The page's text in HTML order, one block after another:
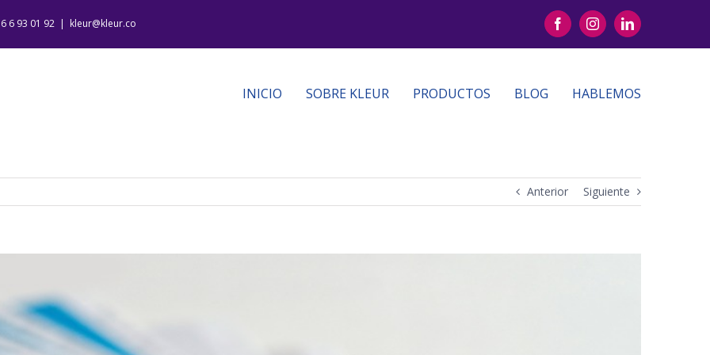
6 93 01 92 | kleur@kleur.co FacebookInstagramLinkedIn
INICIO SOBRE KLEUR PRODUCTOS BLOG HABLEMOS
Anterior Siguiente